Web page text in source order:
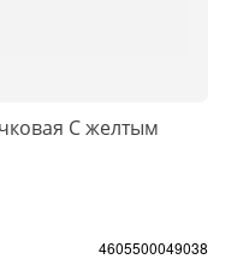
С желтым
4605500049038